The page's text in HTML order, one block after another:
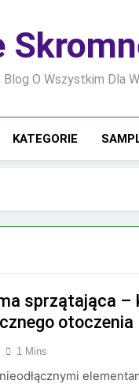
Blog O Wszystkim Dla
KATEGORIE
sprzątająca –
otoczenia
1 Mins